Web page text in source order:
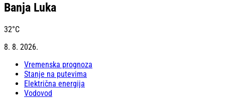
Banja Luka
32°C
8. 8. 2026.
Vremenska prognoza
Stanje na putevima
Električna energija
Vodovod